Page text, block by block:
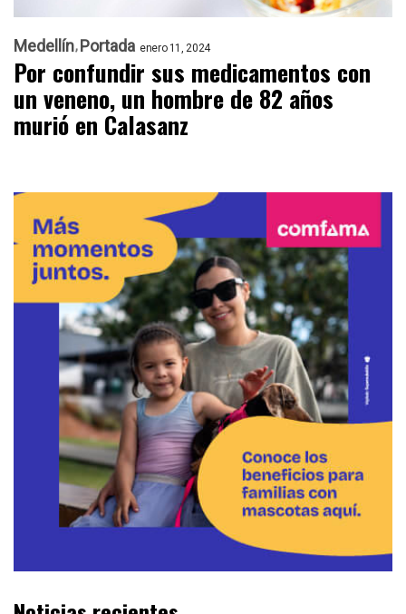
Medellín Portada enero 11, 2024
Por confundir sus medicamentos con
un veneno, un hombre de 82 años
murió en Calasanz